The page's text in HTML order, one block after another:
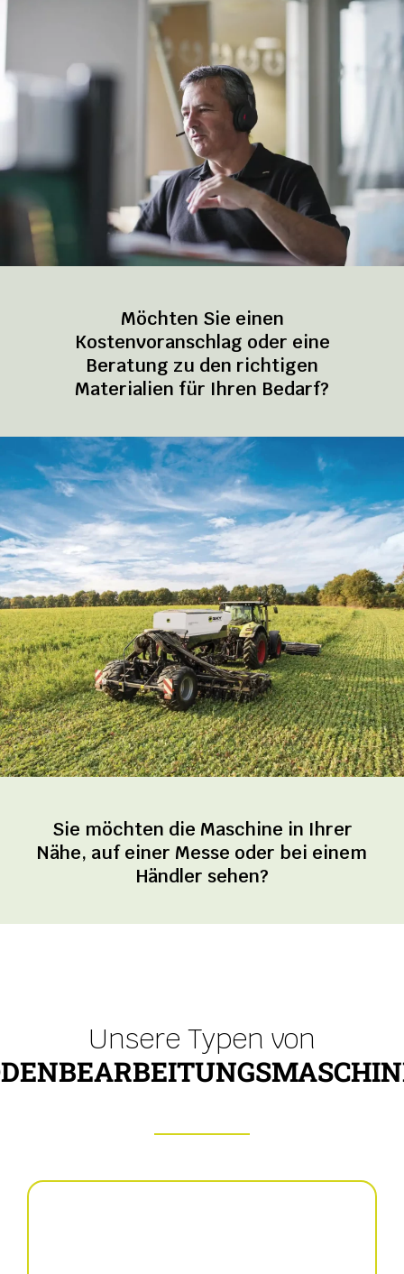
Möchten Sie einen
Kostenvoranschlag oder eine
Beratung zu den richtigen
Materialien für Ihren Bedarf?
Sie möchten die Maschine in Ihrer
Nähe, auf einer Messe oder bei einem
Händler sehen?
Unsere Typen von